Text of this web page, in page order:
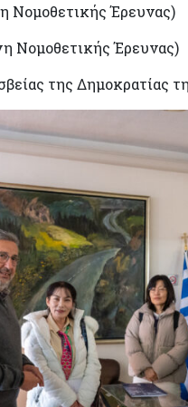
Νομοθετικής Έρευνας)
Νομοθετικής Έρευνας)
της Δημοκρατίας